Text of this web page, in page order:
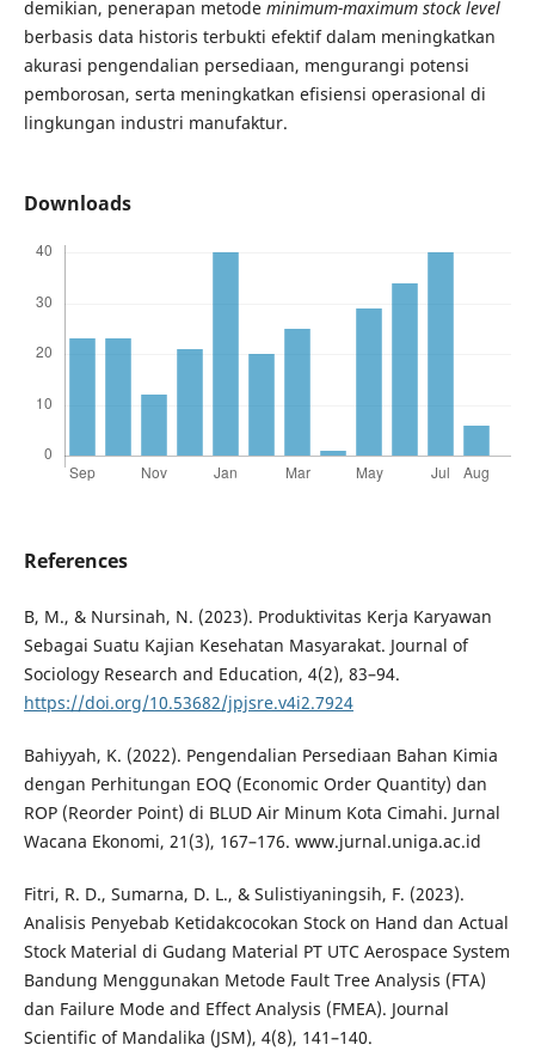
demikian, penerapan metode minimum-maximum stock level
berbasis data historis terbukti efektif dalam meningkatkan
akurasi pengendalian persediaan, mengurangi potensi
pemborosan, serta meningkatkan efisiensi operasional di
lingkungan industri manufaktur.
Downloads
References
B, M., & Nursinah, N. (2023). Produktivitas Kerja Karyawan
Sebagai Suatu Kajian Kesehatan Masyarakat. Journal of
Sociology Research and Education, 4(2), 83–94.
https://doi.org/10.53682/jpjsre.v4i2.7924
Bahiyyah, K. (2022). Pengendalian Persediaan Bahan Kimia
dengan Perhitungan EOQ (Economic Order Quantity) dan
ROP (Reorder Point) di BLUD Air Minum Kota Cimahi. Jurnal
Wacana Ekonomi, 21(3), 167–176. www.jurnal.uniga.ac.id
Fitri, R. D., Sumarna, D. L., & Sulistiyaningsih, F. (2023).
Analisis Penyebab Ketidakcocokan Stock on Hand dan Actual
Stock Material di Gudang Material PT UTC Aerospace System
Bandung Menggunakan Metode Fault Tree Analysis (FTA)
dan Failure Mode and Effect Analysis (FMEA). Journal
Scientific of Mandalika (JSM), 4(8), 141–140.